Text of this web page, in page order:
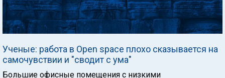
Ученые: работа в Оpen space плохо сказывается на
самочувствии и "сводит с ума"
Большие офисные помещения с низкими